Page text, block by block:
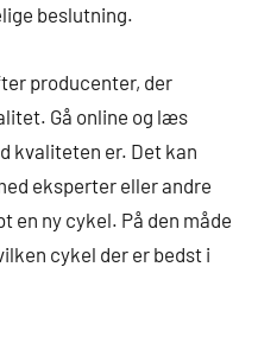
beslutning.
producenter, der
Gå online og læs
kvaliteten er. Det kan
eksperter eller andre
en ny cykel. På den måde
cykel der er bedst i